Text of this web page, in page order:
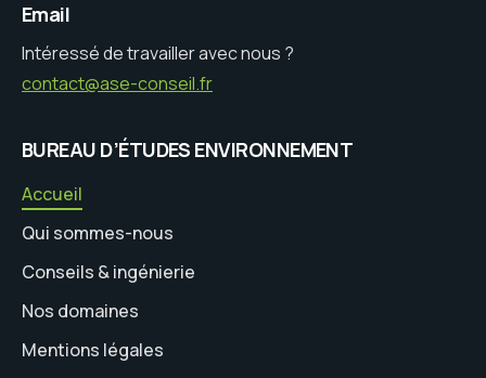
Email
Intéressé de travailler avec nous ?
contact@ase-conseil.fr
BUREAU D’ÉTUDES ENVIRONNEMENT
Accueil
Qui sommes-nous
Conseils & ingénierie
Nos domaines
Mentions légales